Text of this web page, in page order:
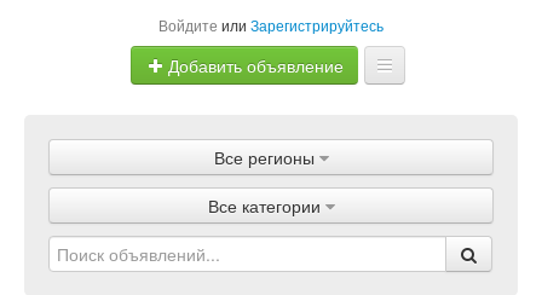
Войдите или Зарегистрируйтесь
Добавить объявление
Объявления
Магазины
Услуги
Все регионы
Все категории